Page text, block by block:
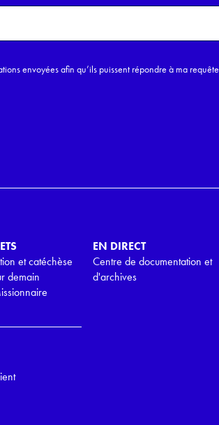
envoyées afin qu’ils puissent répondre à ma
et catéchèse
demain
EN DIRECT
Centre de documentation et
d'archives